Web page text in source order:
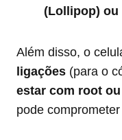
(Lollipop)
Além disso, o
ligações (para o
estar com root
pode